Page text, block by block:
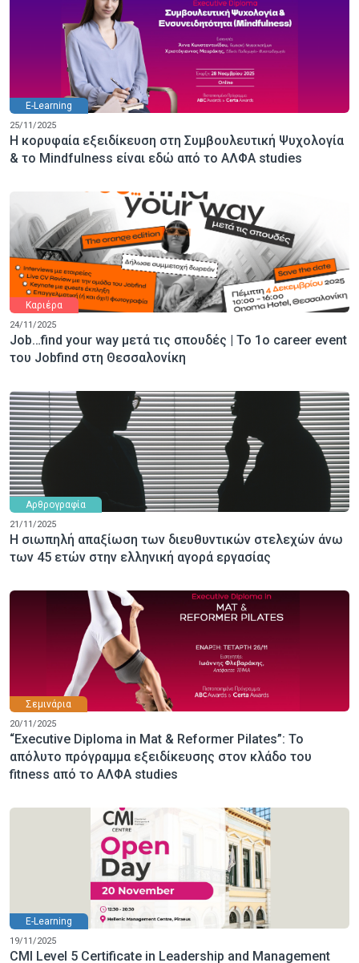
E-Learning
25/11/2025
Η κορυφαία εξειδίκευση στη Συμβουλευτική Ψυχολογία
& το Mindfulness είναι εδώ από το ΑΛΦΑ studies
Καριέρα
24/11/2025
Job…find your way μετά τις σπουδές | Το 1ο career event
του Jobfind στη Θεσσαλονίκη
Αρθρογραφία
21/11/2025
Η σιωπηλή απαξίωση των διευθυντικών στελεχών άνω
των 45 ετών στην ελληνική αγορά εργασίας
Σεμινάρια
20/11/2025
“Executive Diploma in Mat & Reformer Pilates”: Το
απόλυτο πρόγραμμα εξειδίκευσης στον κλάδο του
fitness από το ΑΛΦΑ studies
E-Learning
19/11/2025
CMI Level 5 Certificate in Leadership and Management